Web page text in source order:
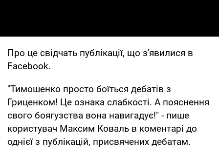
Про це свідчать публікації, що з'явилися в
Facebook.
"Тимошенко просто боїться дебатів з
Гриценком! Це ознака слабкості. А пояснення
свого боягузства вона навигадує!" - пише
користувач Максим Коваль в коментарі до
однієї з публікацій, присвячених дебатам.